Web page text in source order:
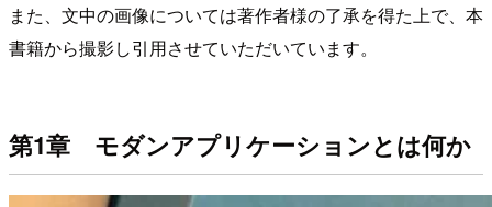
また、文中の画像については著作者様の了承を得た上で、本
書籍から撮影し引用させていただいています。
第1章 モダンアプリケーションとは何か